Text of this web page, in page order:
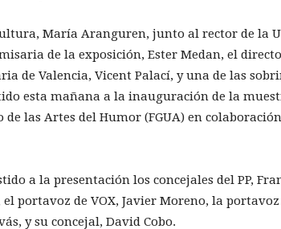
María Aranguren, junto al rector de la
de la exposición, Ester Medan, el
de Valencia, Vicent Palací, y una de las
esta mañana a la inauguración de la
de las Artes del Humor (FGUA) en
a la presentación los concejales del PP,
portavoz de VOX, Javier Moreno, la
y su concejal, David Cobo.